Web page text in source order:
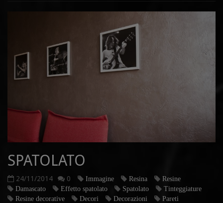
SPATOLATO
24/11/2014 0 Immagine Resina
Resine
Damascato
Effetto spatolato Spatolato
Tinteggiature
Resine decorative
Decori Decorazioni Pareti